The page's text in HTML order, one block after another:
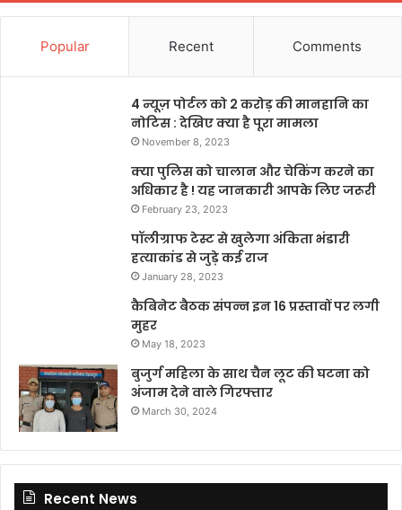
Popular Recent Comments
4 न्यूज़ पोर्टल को 2 करोड़ की मानहानि का
नोटिस : देखिए क्या है पूरा मामला
November 8, 2023
क्या पुलिस को चालान और चेकिंग करने का
अधिकार है ! यह जानकारी आपके लिए जरूरी
February 23, 2023
पॉलीग्राफ टेस्ट से खुलेगा अंकिता भंडारी
हत्याकांड से जुड़े कई राज
January 28, 2023
कैबिनेट बैठक संपन्न इन 16 प्रस्तावों पर लगी
मुहर
May 18, 2023
बुजुर्ग महिला के साथ चैन लूट की घटना को
अंजाम देने वाले गिरफ्तार
March 30, 2024
Recent News